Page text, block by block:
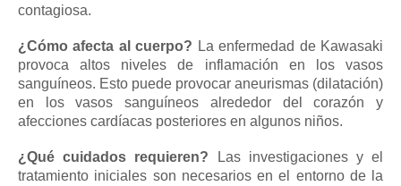
contagiosa.
¿Cómo afecta al cuerpo? La enfermedad de Kawasaki
provoca altos niveles de inflamación en los vasos
sanguíneos. Esto puede provocar aneurismas (dilatación)
en los vasos sanguíneos alrededor del corazón y
afecciones cardíacas posteriores en algunos niños.
¿Qué cuidados requieren?
Las investigaciones y el
tratamiento iniciales son necesarios en el entorno de la